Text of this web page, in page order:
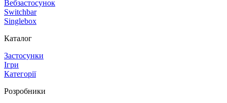
Вебзастосунок
Switchbar
Singlebox
Каталог
Застосунки
Ігри
Категорії
Розробники